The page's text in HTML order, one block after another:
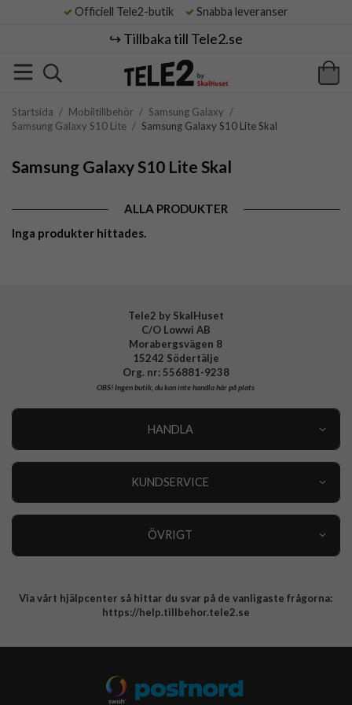
Officiell Tele2-butik Snabba leveranser
↪️ Tillbaka till Tele2.se
Startsida / Mobiltillbehör / Samsung Galaxy /
Samsung Galaxy S10 Lite / Samsung Galaxy S10 Lite Skal
Samsung Galaxy S10 Lite Skal
ALLA PRODUKTER
Inga produkter hittades.
Tele2 by SkalHuset
C/O Lowwi AB
Morabergsvägen 8
15242 Södertälje
Org. nr: 556881-9238
OBS!Ingen butik, du kan inte handla här på plats
HANDLA
KUNDSERVICE
ÖVRIGT
Integritetspolicy
Via vårt hjälpcenter så hittar du svar på de vanligaste frågorna:
https://help.tillbehor.tele2.se